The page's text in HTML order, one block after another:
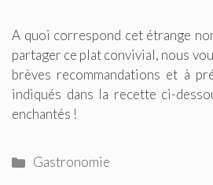
A quoi correspond cet étrange
partager ce plat convivial, nous
brèves recommandations et à
indiqués dans la recette ci-
enchantés !
Catégories
Gastronomie